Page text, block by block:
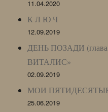
11.04.2020
К Л Ю Ч
12.09.2019
ДЕНЬ ПОЗАДИ (глава
ВИТАЛИС»
02.09.2019
МОИ
25.06.2019